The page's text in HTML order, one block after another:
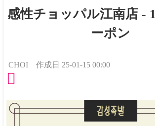
感性チョッパル江南店 -
ーポン
CHOI 作成日 25-01-15 00:00